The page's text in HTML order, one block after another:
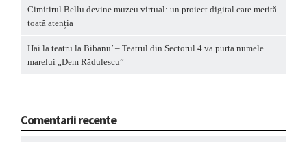
Cimitirul Bellu devine muzeu virtual: un proiect digital care merită
toată atenția
Hai la teatru la Bibanu’ – Teatrul din Sectorul 4 va purta numele
marelui „Dem Rădulescu”
Comentarii recente